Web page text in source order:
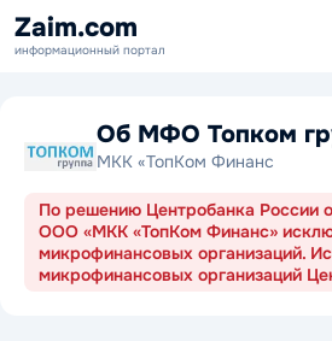
Zaim.com
информационный портал
Об МФО Топком
МКК «ТопКом Финанс
По решению Центробанка России
ООО «МКК «ТопКом Финанс»
микрофинансовых организаций.
микрофинансовых организаций